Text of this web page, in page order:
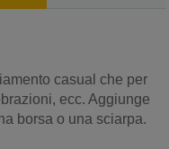
casual che per
ecc. Aggiunge
borsa o una sciarpa.